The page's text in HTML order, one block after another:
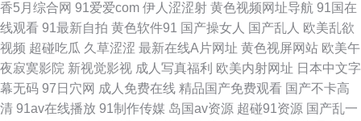
美 韩国怡红院草草网 免费av网站 操碰视频韩国 久久国产精品久久 欧美色
AB 青青伊人视频 日本A∨ 色图av 91磨菇网 超碰在线91站 东方影库av日韩
福利A片 精东91 九一精品123区 久热精品视频在线 欧美日韩交配 青娱乐三
香5月综合网 91爱爱com 伊人涩涩射 黄色视频网址导航 91国在
线观看 91最新自拍 黄色软件91 国产操女人 国产乱人 欧美乱欲
视频 超碰吃瓜 久草涩涩 最新在线A片网址 黄色视屏网站 欧美午
夜寂寞影院 新视觉影视 成人写真福利 欧美内射网址 日本中文字
幕无码 97日穴网 成人免费在线 精品国产免费观看 国产不卡高
清 91av在线播放 91制作传媒 岛国av资源 超碰91资源 国产乱一